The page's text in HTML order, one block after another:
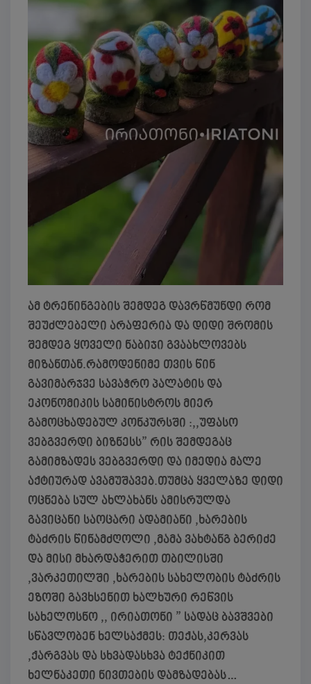
ამ ტრენინგების შემდეგ დავრწმუნდი რომ
შეუძლებელი არაფერია და დიდი შრომის
შემდეგ ყოველი ნაბიჯი გვაახლოვებს
მიზანთან.რამოდენიმე თვის წინ
გავიმარჯვე სავაჭრო პალატის და
ეკონომიკის სამინისტროს მიერ
გამოცხადებულ კონკურსში :,,უფასო
ვებგვერდი ბიზნესს” რის შემდეგაც
გამიმზადეს ვებგვერდი და იმედია მალე
აქტიურად ავამუშავებ.თუმცა ყველაზე დიდი
ოცნება სულ ახლახანს ამისრულდა
გავიცანი საოცარი ადამიანი ,ხარების
ტაძრის წინამძღოლი ,მამა ვახტანგ ბერიძე
და მისი მხარდაჭერით თბილისში
,ვარკეთილში ,ხარების სახელობის ტაძრის
ეზოში გავხსენით ხალხური რეწვის
სახელოსნო ,, ირიათონი ” სადაც ბავშვები
სწავლობენ ხელსაქმეს: თექას,კერვას
,ქარგვას და სხვადასხვა ტექნიკით
ხელნაკეთი ნივთების დამზადებას…